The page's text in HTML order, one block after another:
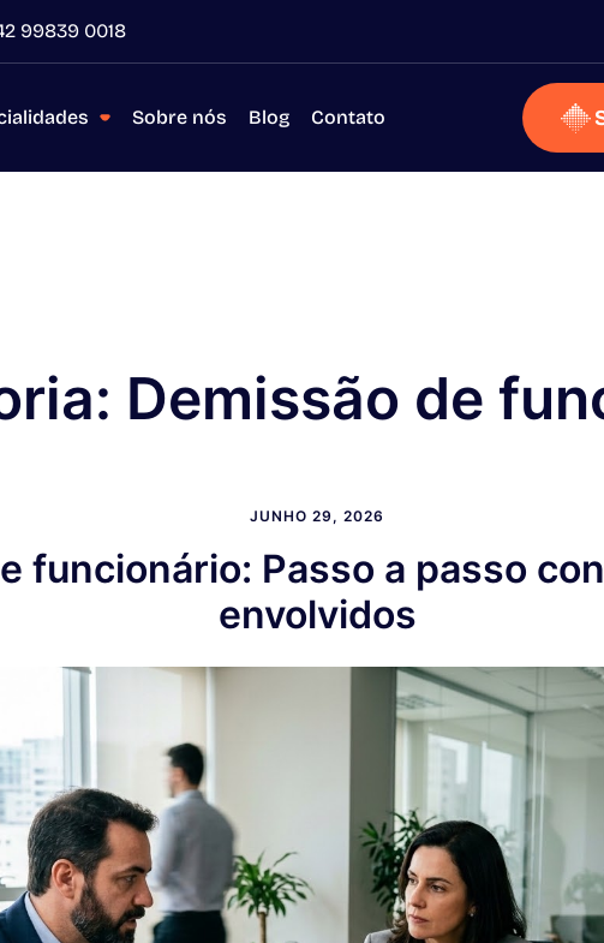
99839 0018
Sobre nós Blog Contato
Demissão de
JUNHO 29, 2026
funcionário: Passo a passo
envolvidos